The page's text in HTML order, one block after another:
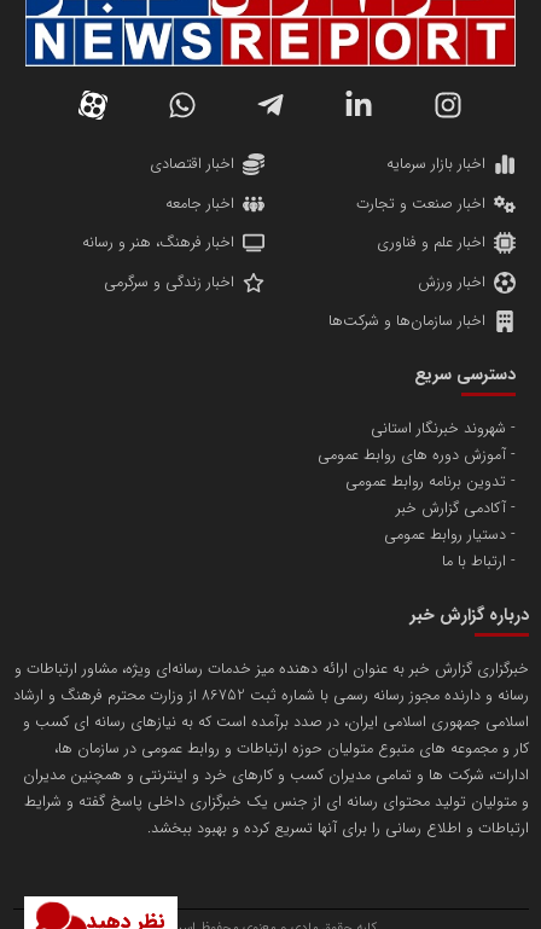
دانشگاه سئوی ایران
پایگاه اطلاع رسانی اعتلای نهادهای مردمی
پایگاه اطلاع رسانی دریا و نفت
سازمان صنعت،معدن و تجارت
تامین آهن اسفنجی تولیدکنندگان فولاد در کشور
تریبون
انتشار گسترده محتوا در رسانه گزارش خبر
مریم حاج نوروز نظری
مسعودصادقی
محمدعلی کرمعلی
اخبار بازار سرمایه
اخبار اقتصادی
اخبار صنعت و تجارت
اخبار جامعه
اخبار علم و فناوری
اخبار فرهنگ، هنر و رسانه
اخبار ورزش
اخبار زندگی و سرگرمی
اخبار سازمان‌ها و شرکت‌ها
دسترسی سریع
شهروند خبرنگار استانی
آموزش دوره های روابط عمومی
تدوین برنامه روابط عمومی
آکادمی گزارش خبر
دستیار روابط عمومی
ارتباط با ما
درباره گزارش خبر
خبرگزاری گزارش خبر به عنوان ارائه دهنده میز خدمات رسانه‌ای ویژه، مشاور ارتباطات و
رسانه و دارنده مجوز رسانه رسمی با شماره ثبت 86752 از وزارت محترم فرهنگ و ارشاد
اسلامی جمهوری اسلامی ایران، در صدد برآمده است که به نیازهای رسانه ای کسب و
کار و مجموعه های متبوع متولیان حوزه ارتباطات و روابط عمومی در سازمان ها،
ادارات، شرکت ها و تمامی مدیران کسب و کارهای خرد و اینترنتی و همچنین مدیران
و متولیان تولید محتوای رسانه ای از جنس یک خبرگزاری داخلی پاسخ گفته و شرایط
ارتباطات و اطلاع رسانی را برای آنها تسریع کرده و بهبود ببخشد.